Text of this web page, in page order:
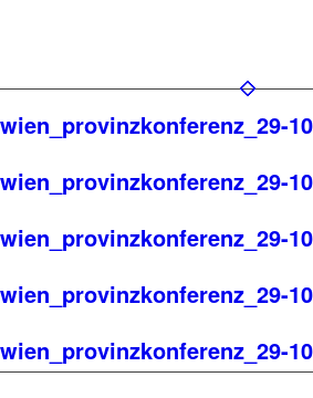
wien_provinzkonferenz_29-
wien_provinzkonferenz_29-
wien_provinzkonferenz_29-
wien_provinzkonferenz_29-
wien_provinzkonferenz_29-